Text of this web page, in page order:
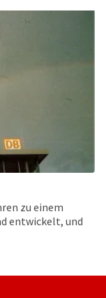
zu einem
entwickelt, und